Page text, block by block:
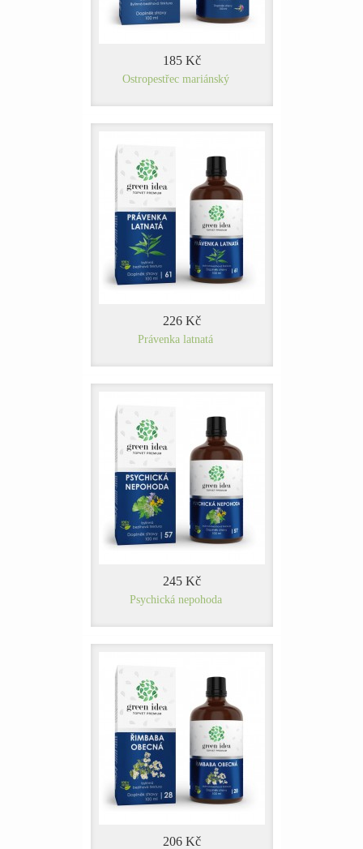
185 Kč
Ostropestřec mariánský
226 Kč
Právenka latnatá​
245 Kč
Psychická nepohoda
206 Kč